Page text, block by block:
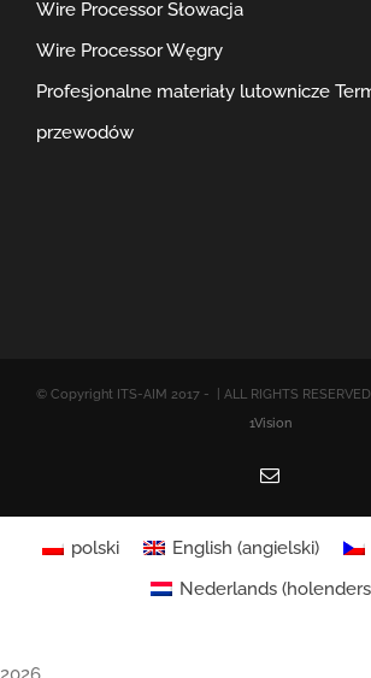
Wire Processor Słowacja
Wire Processor Węgry
Profesjonalne materiały lutownicze
przewodów
© Copyright ITS-AIM 2017 - | ALL RIGHTS RESERVED
1Vision
Email
polski English (angielski)
Nederlands (